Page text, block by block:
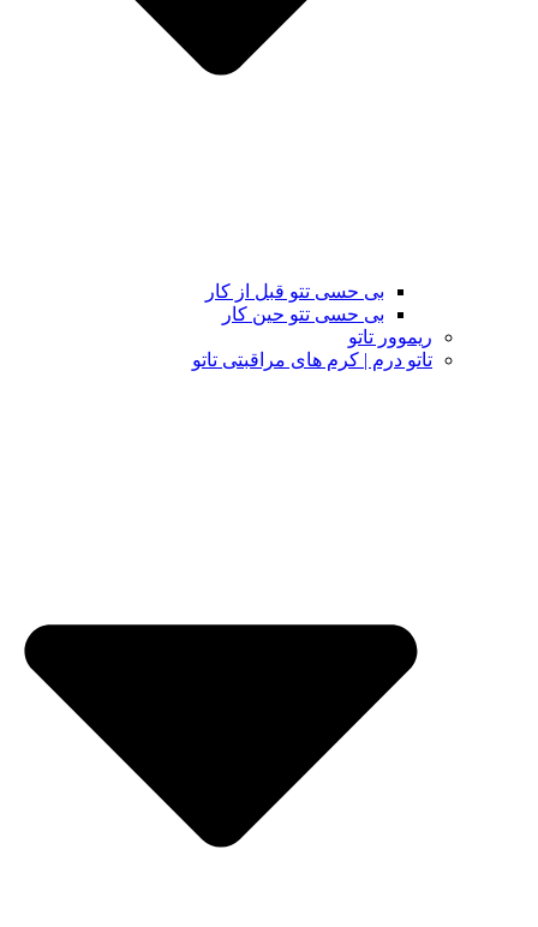
بی حسی تتو قبل از کار
بی حسی تتو حین کار
ریموور تاتو
تاتو درم | کرم های مراقبتی تاتو